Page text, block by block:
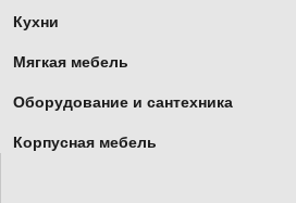
Кухни
Мягкая мебель
Оборудование и сантехника
Корпусная мебель